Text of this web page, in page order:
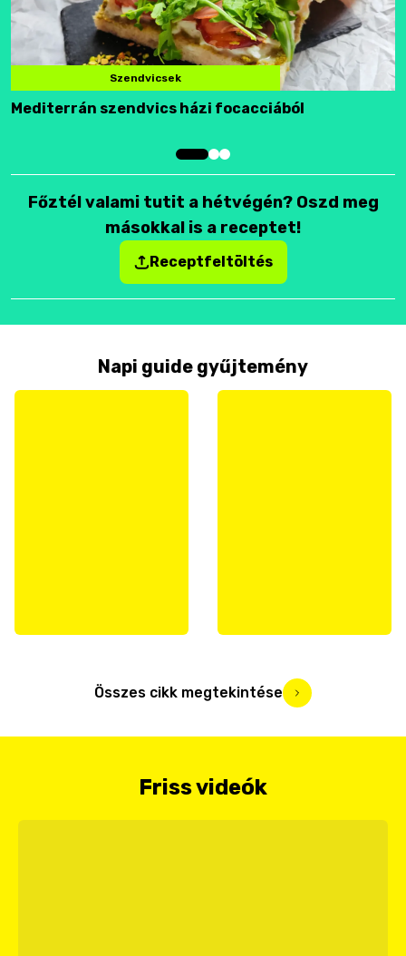
Szendvicsek
Mediterrán szendvics házi focacciából
Főztél valami tutit a hétvégén? Oszd meg
másokkal is a receptet!
Receptfeltöltés
Napi guide gyűjtemény
Összes cikk megtekintése
Friss videók